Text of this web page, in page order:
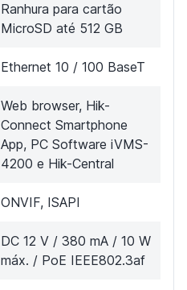
Ranhura para cartão
MicroSD até 512 GB
Ethernet 10 / 100 BaseT
Web browser, Hik-
Connect Smartphone
App, PC Software iVMS-
4200 e Hik-Central
ONVIF, ISAPI
DC 12 V / 380 mA / 10 W
máx. / PoE IEEE802.3af